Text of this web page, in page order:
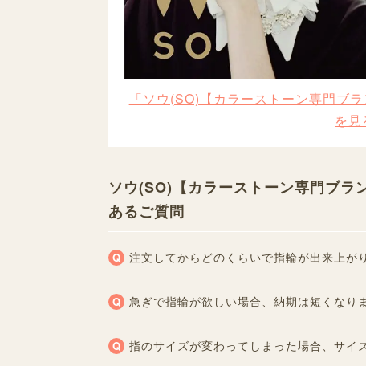
「ソウ(SO)【カラーストーン専門ブ
を見
ソウ(SO)【カラーストーン専門ブラ
あるご質問
注文してからどのくらいで指輪が出来上が
急ぎで指輪が欲しい場合、納期は短くなり
指のサイズが変わってしまった場合、サイ